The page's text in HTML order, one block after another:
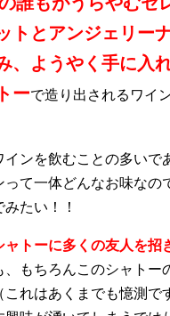
トとアンジェリー
、ようやく手に入
ーで造り出されるワイ
インを飲むことの多いで
て一体どんなお味なの
たい！！
ャトーに多くの友人を招
、もちろんこのシャトー
これはあくまでも憶測で